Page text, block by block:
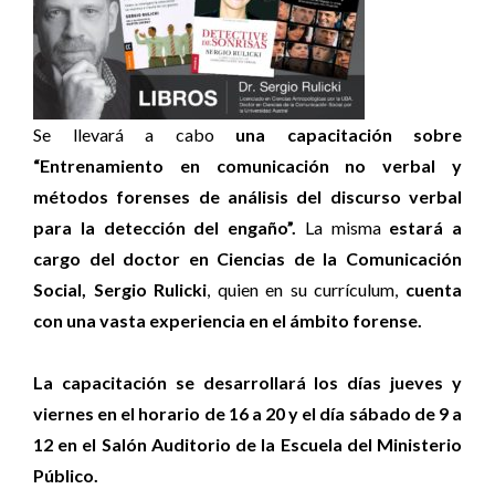
Se llevará a cabo una capacitación sobre
“Entrenamiento en comunicación no verbal y
métodos forenses de análisis del discurso verbal
para la detección del engaño”. La misma estará a
cargo del doctor en Ciencias de la Comunicación
Social, Sergio Rulicki, quien en su currículum, cuenta
con una vasta experiencia en el ámbito forense.
La capacitación se desarrollará los días jueves y
viernes en el horario de 16 a 20 y el día sábado de 9 a
12 en el Salón Auditorio de la Escuela del Ministerio
Público.